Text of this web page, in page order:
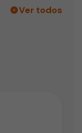
Ver todos